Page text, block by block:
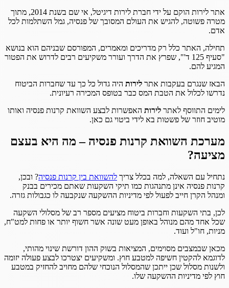
אתר לירות הוקם על ידי חברת לירות דיגיטל, אי שם בשנת 2014, מתוך
מטרה פשוטה, להגיש את העולם המסובך של פנסיה, גמל השתלמות לכל
אדם.
תחילה, האתר כלל רק מדריכים ומאמרים, המפורסם שבניהם הוא בנושא
"סעיף 125 ד'", שפרץ את הדרך ועורר משקיעים רבים לדרוש את הפטור
המגיע להם.
הבאז שנגרם בעקבות אתר לירות היה גדול כל כך עד שחברות הביטוח
נדרשו לכלול את הטבת המס כבר בטופס המכירה רעיונית.
לימים התווסף לאתר לירות האפשרות לבצע השוואת קרנות פנסיה ואותו
מוטיב חוזר של פשטות בא לידי ביטוי גם כאן.
מערכת השוואת קרנות פנסיה – מה היא בעצם
מציעה?
נתחיל עם השאלה, למה בכלל צריך להשוואת בין קרנות פנסיה? ובכן,
קרנות פנסיה אינן מתנהגות כמו תיקי השקעות שאתם מכירים בבנק
ומנהל הקרן חייב לפעול לפי מדיניות ההשקעה שנקבעה לו כגבולות גזרה.
לכן, בתי השקעות וחברות ביטוח מציעים מספר רב של מסלולי השקעה
שכל אחד מהם מנוהל באופן מעט שונה אשר חשוף יותר או פחות למט"ח,
מניות, חו"ל ועוד.
מכאן שבמצבים מסוימים, המציאות בשוק ההון דורשת שינוי מהותי,
לדוגמא להקטין חשיפה למטבע חוץ. ומשקיעים יצטרכו לבצע פעולה יזומה
ולשנות מסלול שכן ייתכן שהמסלול הנוכחי שלהם מחויב להחזיק במטבע
חוץ לפי מדיניות ההשקעה שלו.